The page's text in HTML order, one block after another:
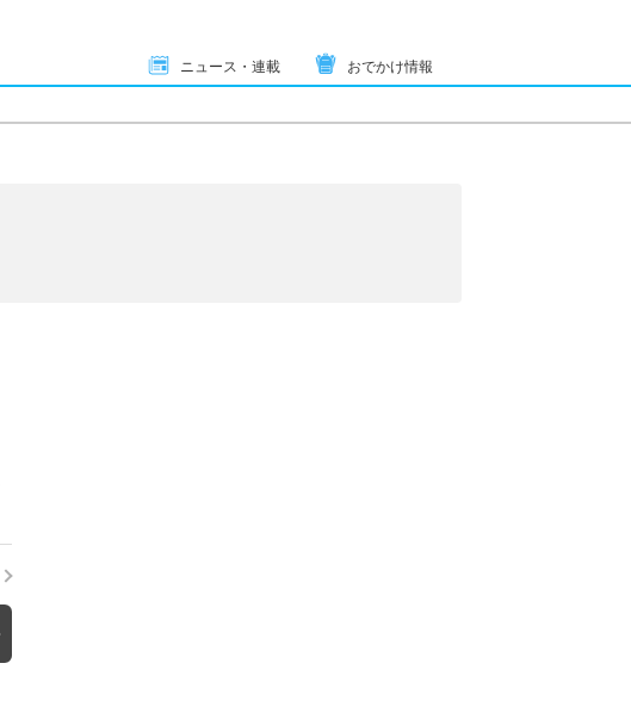
ニュース・連載 おでかけ情報